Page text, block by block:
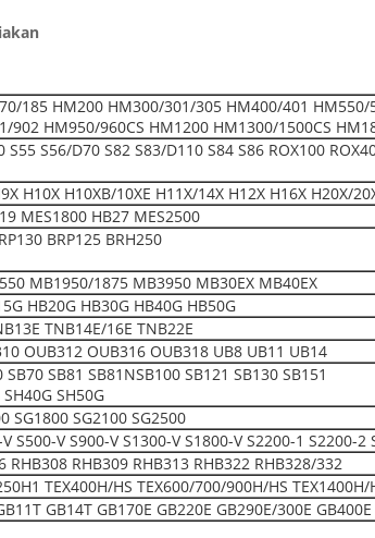
185 HM200 HM300/301/305 HM400/401 HM550/
HM950/960CS HM1200 HM1300/1500CS
S56/D70 S82 S83/D110 S84 S86 ROX100
H10X H10XB/10XE H11X/14X H12X H16X H20X/
MES1800 HB27 MES2500
BRP125 BRH250
MB1950/1875 MB3950 MB30EX MB40EX
HB20G HB30G HB40G HB50G
TNB14E/16E TNB22E
OUB312 OUB316 OUB318 UB8 UB11 UB14
SB81 SB81NSB100 SB121 SB130 SB151
SH50G
SG1800 SG2100 SG2500
V S900-V S1300-V S1800-V S2200-1 S2200-
RHB308 RHB309 RHB313 RHB322 RHB328/332
TEX400H/HS TEX600/700/900H/HS
GB14T GB170E GB220E GB290E/300E GB400E